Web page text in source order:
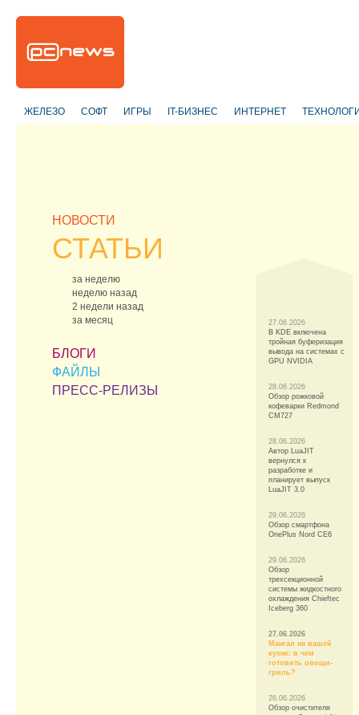
ЖЕЛЕЗО СОФТ ИГРЫ IT-БИЗНЕС ИНТЕРНЕТ
НОВОСТИ
СТАТЬИ
за неделю
неделю назад
2 недели назад
за месяц
БЛОГИ
ФАЙЛЫ
ПРЕСС-РЕЛИЗЫ
27.06.2026
В KDE включена
тройная буферизация
вывода на системах c
GPU NVIDIA
28.06.2026
Обзор рожковой
кофеварки Redmond
CM727
28.06.2026
Автор LuaJIT
вернулся к
разработке и
планирует выпуск
LuaJIT 3.0
29.06.2026
Обзор смартфона
OnePlus Nord CE6
29.06.2026
Обзор
трехсекционной
системы жидкостного
охлаждения Chieftec
Iceberg 360
27.06.2026
Мангал на вашей
кухне: в чем
готовить овощи-
гриль?
26.06.2026
Обзор очистителя